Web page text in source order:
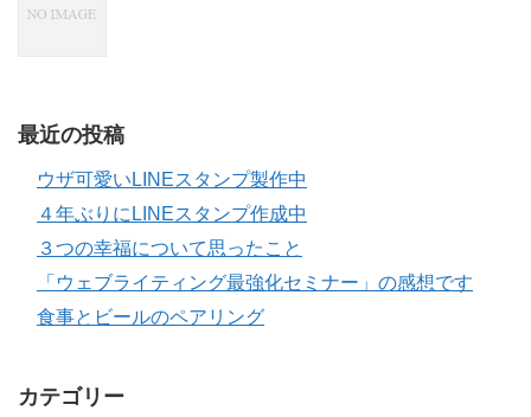
最近の投稿
ウザ可愛いLINEスタンプ製作中
４年ぶりにLINEスタンプ作成中
３つの幸福について思ったこと
「ウェブライティング最強化セミナー」の感想です
食事とビールのペアリング
カテゴリー